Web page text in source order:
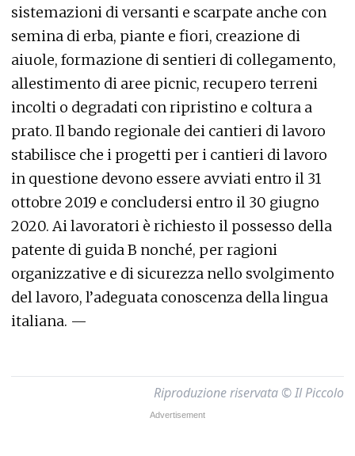
sistemazioni di versanti e scarpate anche con
semina di erba, piante e fiori, creazione di
aiuole, formazione di sentieri di collegamento,
allestimento di aree picnic, recupero terreni
incolti o degradati con ripristino e coltura a
prato. Il bando regionale dei cantieri di lavoro
stabilisce che i progetti per i cantieri di lavoro
in questione devono essere avviati entro il 31
ottobre 2019 e concludersi entro il 30 giugno
2020. Ai lavoratori è richiesto il possesso della
patente di guida B nonché, per ragioni
organizzative e di sicurezza nello svolgimento
del lavoro, l’adeguata conoscenza della lingua
italiana. —
Riproduzione riservata © Il Piccolo